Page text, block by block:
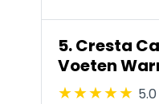
5. Cresta
Voeten
5.0